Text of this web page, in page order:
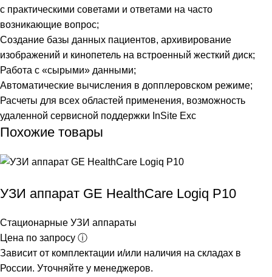
с практическими советами и ответами на часто
возникающие вопрос;
Создание базы данных пациентов, архивирование
изображений и кинопетель на встроенный жесткий диск;
Работа с «сырыми» данными;
Автоматические вычисления в допплеровском режиме;
Расчеты для всех областей применения, возможность
удаленной сервисной поддержки InSite Exc
Похожие товары
УЗИ аппарат GE HealthCare Logiq P10
Стационарные УЗИ аппараты
Цена по запросу ⓘ
Зависит от комплектации и/или наличия на складах в
России. Уточняйте у менеджеров.